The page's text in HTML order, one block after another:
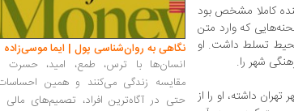
کاملا مشخص بود
که وارد متن
محیط تسلط داشت. او
شهر را.
داشته، او را از
نگاهی به روان‌شناسی پول | ایما موسی‌زاده
انسان‌ها با ترس، طمع، امید، حسرت
مقایسه زندگی می‌کنند و همین
حتی در آگاه‌ترین افراد، تصمیم‌های مالی